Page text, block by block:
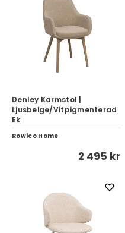
Denley Karmstol |
Ljusbeige/Vitpigmenterad
Ek
Rowico Home
2 495 kr